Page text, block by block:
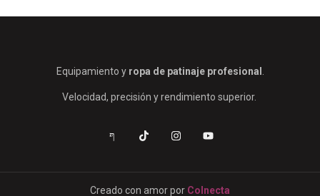
Equipamiento y ropa de patinaje profesional
Velocidad, precisión y rendimiento superior.
Creado con amor por Colnecta